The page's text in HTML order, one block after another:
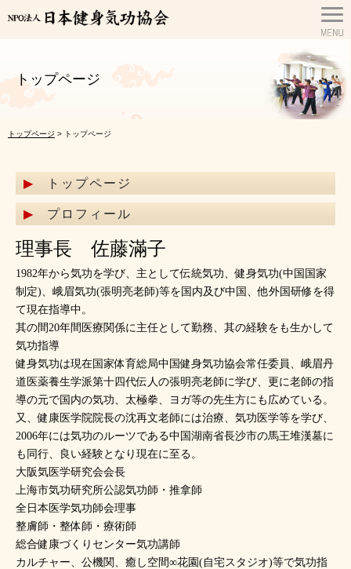
トップページ
トップページ > トップページ
トップページ
プロフィール
理事長 佐藤滿子
1982年から気功を学び、主として伝統気功、健身気功(中国国家
制定)、峨眉気功(張明亮老師)等を国内及び中国、他外国研修を得
て現在指導中。
其の間20年間医療関係に主任として勤務、其の経験をも生かして
気功指導
健身気功は現在国家体育総局中国健身気功協会常任委員、峨眉丹
道医薬養生学派第十四代伝人の張明亮老師に学び、更に老師の指
導の元で国内の気功、太極拳、ヨガ等の先生方にも広めている。
又、健康医学院院長の沈再文老師には治療、気功医学等を学び、
2006年には気功のルーツである中国湖南省長沙市の馬王堆漢墓に
も同行、良い経験となり現在に至る。
大阪気医学研究会会長
上海市気功研究所公認気功師・推拿師
全日本医学気功師会理事
整膚師・整体師・療術師
総合健康づくりセンター気功講師
カルチャー、公機関、癒し空間∞花園(自宅スタジオ)等で気功指